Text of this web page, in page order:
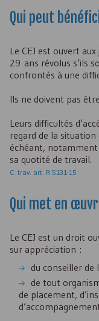
Qui peut
Le CEJ est ouvert aux
29 ans révolus s’ils
confrontés à une
Ils ne doivent pas
Leurs difficultés
regard de la
échéant,
sa quotité de travail.
C. trav. art. R 5131-15
Qui met en
Le CEJ est un droit
sur appréciation :
du conseiller de
de tout
de placement,